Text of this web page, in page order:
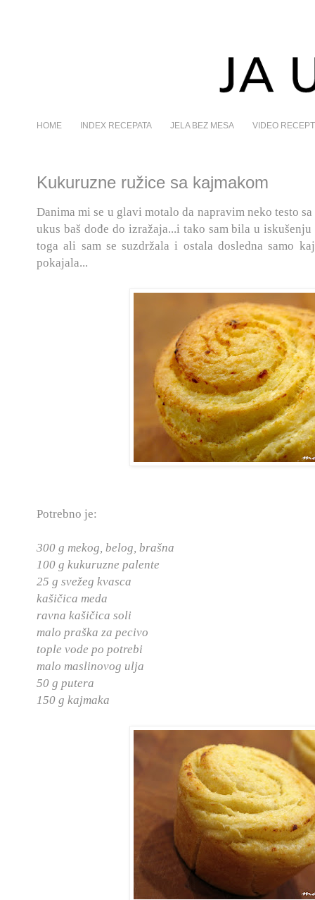
HOME INDEX RECEPATA JELA BEZ MESA VIDEO
Kukuruzne ružice sa kajmakom
Danima mi se u glavi motalo da napravim neko testo
ukus baš dođe do izražaja...i tako sam bila u
toga ali sam se suzdržala i ostala dosledna samo
pokajala...
Potrebno je:
300 g mekog, belog, brašna
100 g kukuruzne palente
25 g svežeg kvasca
kašičica meda
ravna kašičica soli
malo praška za pecivo
tople vode po potrebi
malo maslinovog ulja
50 g putera
150 g kajmaka